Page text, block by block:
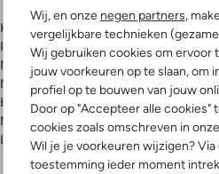
Wij, en onze negen partners,
vergelijkbare technieken
Wij gebruiken cookies om ervoor
jouw voorkeuren op te slaan, om
profiel op te bouwen van jouw
Door op "Accepteer alle cookies"
cookies zoals omschreven in onze
Wil je je voorkeuren wijzigen?
toestemming ieder moment
Kleur:
Patroon:
Geprint
Materiaal:
Katoen
Materiaalpercentages:
100 % Katoen
Halslijn:
Opstaande Kraag
Mouwlengte:
Lange Mouw
Lengte: Kort